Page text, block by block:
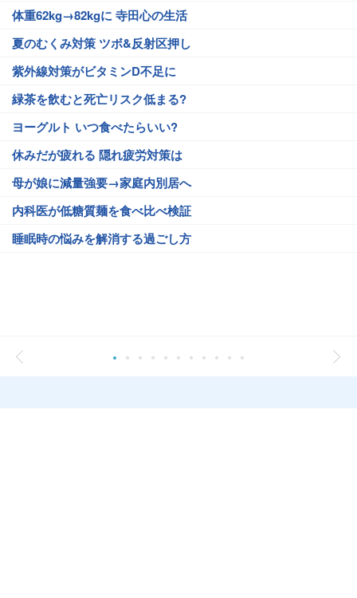
体重62kg→82kgに 寺田心の生活
夏のむくみ対策 ツボ&反射区押し
紫外線対策がビタミンD不足に
緑茶を飲むと死亡リスク低まる?
ヨーグルト いつ食べたらいい?
休みだが疲れる 隠れ疲労対策は
母が娘に減量強要→家庭内別居へ
内科医が低糖質麺を食べ比べ検証
睡眠時の悩みを解消する過ごし方